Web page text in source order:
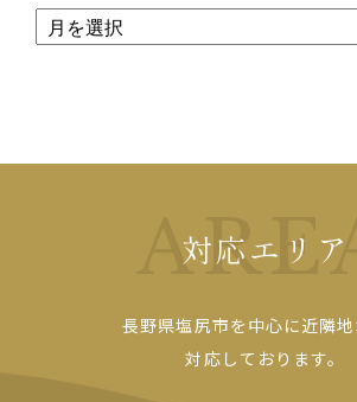
AREA
対応エリア
長野県塩尻市を中心に近隣
対応しております。